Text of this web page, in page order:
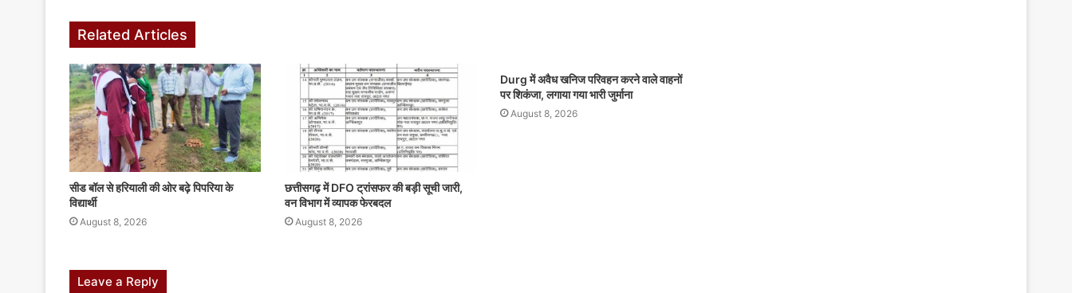
Related Articles
सीड बॉल से हरियाली की ओर बढ़े पिपरिया के
विद्यार्थी
August 8, 2026
छत्तीसगढ़ में DFO ट्रांसफर की बड़ी सूची जारी,
वन विभाग में व्यापक फेरबदल
August 8, 2026
Durg में अवैध खनिज परिवहन करने वाले वाहनों
पर शिकंजा, लगाया गया भारी जुर्माना
August 8, 2026
Leave a Reply